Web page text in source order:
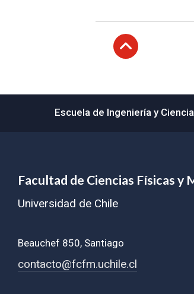
Escuela de Ingeniería y
Facultad de Ciencias Físicas y
Universidad de Chile
Beauchef 850, Santiago
contacto@fcfm.uchile.cl